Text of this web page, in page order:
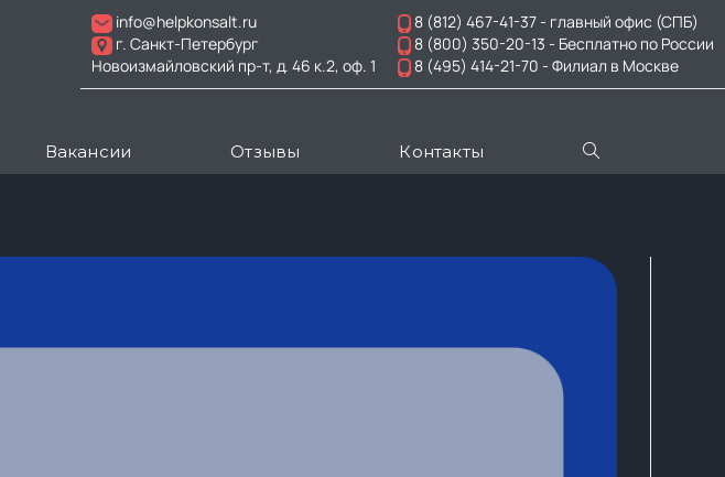
info@helpkonsalt.ru
г. Санкт-Петербург
Новоизмайловский пр-т, д. 46 к.2, оф. 1
8 (812) 467-41-37- главный офис (СПБ)
8 (800) 350-20-13 - Бесплатно по России
8 (495) 414-21-70 - Филиал в Москве
Вакансии Отзывы
Контакты